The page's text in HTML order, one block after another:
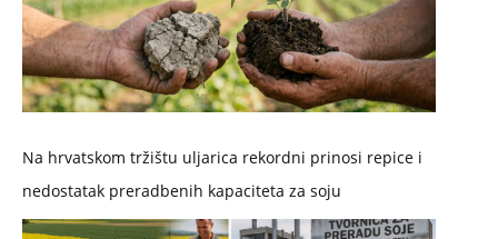
Na hrvatskom tržištu uljarica rekordni prinosi repice i
nedostatak preradbenih kapaciteta za soju